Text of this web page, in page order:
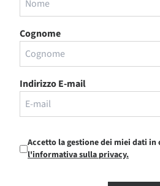
Cognome
Indirizzo E-mail
Accetto la gestione dei miei dati
l'informativa sulla privacy.